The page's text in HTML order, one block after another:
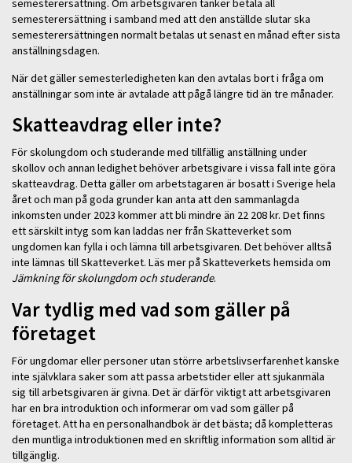
semesterersättning. Om arbetsgivaren tänker betala all
semesterersättning i samband med att den anställde slutar ska
semesterersättningen normalt betalas ut senast en månad efter sista
anställningsdagen.
När det gäller semesterledigheten kan den avtalas bort i fråga om
anställningar som inte är avtalade att pågå längre tid än tre månader.
Skatteavdrag eller inte?
För skolungdom och studerande med tillfällig anställning under
skollov och annan ledighet behöver arbetsgivare i vissa fall inte göra
skatteavdrag. Detta gäller om arbetstagaren är bosatt i Sverige hela
året och man på goda grunder kan anta att den sammanlagda
inkomsten under 2023 kommer att bli mindre än 22 208 kr. Det finns
ett särskilt intyg som kan laddas ner från Skatteverket som
ungdomen kan fylla i och lämna till arbetsgivaren. Det behöver alltså
inte lämnas till Skatteverket. Läs mer på Skatteverkets hemsida om
Jämkning för skolungdom och studerande.
Var tydlig med vad som gäller på
företaget
För ungdomar eller personer utan större arbetslivserfarenhet kanske
inte självklara saker som att passa arbetstider eller att sjukanmäla
sig till arbetsgivaren är givna. Det är därför viktigt att arbetsgivaren
har en bra introduktion och informerar om vad som gäller på
företaget. Att ha en personalhandbok är det bästa; då kompletteras
den muntliga introduktionen med en skriftlig information som alltid är
tillgänglig.